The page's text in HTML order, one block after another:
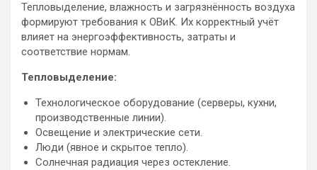
Тепловыделение, влажность и загрязнённость воздуха
формируют требования к ОВиК. Их корректный учёт
влияет на энергоэффективность, затраты и
соответствие нормам.
Тепловыделение:
Технологическое оборудование (серверы, кухни,
производственные линии).
Освещение и электрические сети.
Люди (явное и скрытое тепло).
Солнечная радиация через остекление.